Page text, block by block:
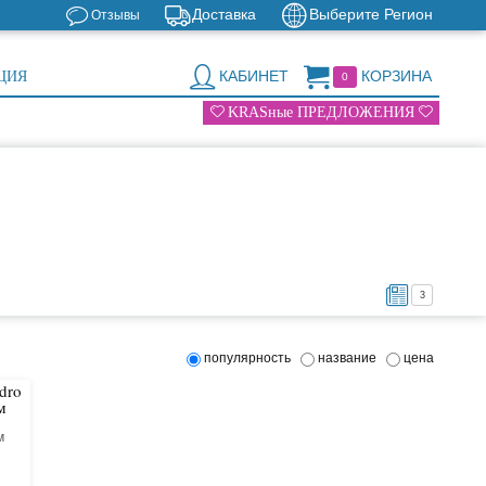
Выберите Регион
Доставка
Отзывы
0 КОРЗИНА
КАБИНЕТ
KRASные ПРЕДЛОЖЕНИЯ
3
популярность название цена